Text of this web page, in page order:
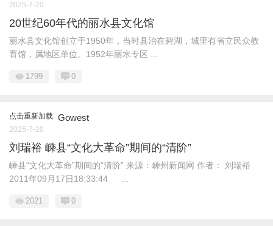
2025-7-20
20世纪60年代的丽水县文化馆
丽水县文化馆创立于1950年，当时县治在碧湖，城里有省立民众教
育馆，属地区单位。1952年丽水专区 ...
1799 0
点击重新加载 Gowest
2025-7-20
刘瑞裕 嵊县“文化大革命”期间的“清阶”
嵊县“文化大革命”期间的“清阶” 来源：嵊州新闻网 作者： 刘瑞裕
2011年09月17日18:33:44 ...
2021 0